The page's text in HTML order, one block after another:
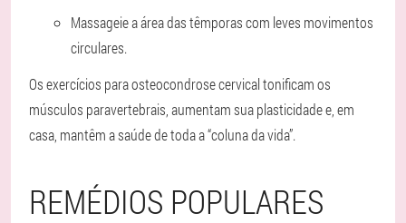
Massageie a área das têmporas com leves movimentos
circulares.
Os exercícios para osteocondrose cervical tonificam os
músculos paravertebrais, aumentam sua plasticidade e, em
casa, mantêm a saúde de toda a “coluna da vida”.
REMÉDIOS POPULARES